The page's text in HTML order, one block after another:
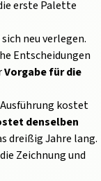
erste Palette
neu verlegen.
Entscheidungen
Vorgabe für die
kostet
denselben
dreißig Jahre lang.
Zeichnung und